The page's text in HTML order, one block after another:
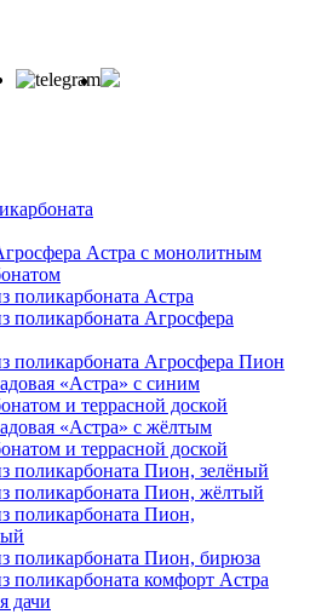
Астра с монолитным
поликарбоната Астра
поликарбоната Агросфера
поликарбоната Агросфера Пион
«Астра» с синим
и террасной доской
«Астра» с жёлтым
и террасной доской
поликарбоната Пион, зелёный
поликарбоната Пион, жёлтый
поликарбоната Пион,
поликарбоната Пион, бирюза
поликарбоната комфорт Астра
дачи